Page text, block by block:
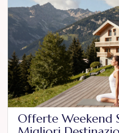
Offerte Weekend